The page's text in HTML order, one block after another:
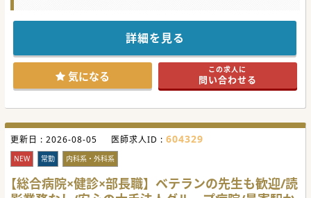
任していただくキャリアパスも可能です。
■在宅医療を必要とする患者様が増え続ける中で、地域医療
に深く貢献できる大きな充実感があります。
■訪問診療未経験からスタートした医師も多数活躍してお
り、着実にスキルアップできる環境です。
【職場環境と雰囲気】
■多彩な専門医が在籍しているため、自身の専門外の症例で
■経験豊富な看護師が診療に同行し手厚くサポートするた
め、訪問診療が初めての方でも安心です。
■週3日からの勤務や時短勤務など柔軟な働き方が可能で、
子育てや介護との両立も叶えられます。
【医療機関情報】
■九州圏で最大規模の訪問診療クリニックを運営している法
人が東京や名古屋に進出しており活気のあるクリニックで
す。
詳細を見る
気になる この求人に
問い合わせる
更新日 : 2026-08-05 医師求人ID : 604329
NEW 常勤 内科系・外科系
【総合病院×健診×部長職】ベテランの先生も歓迎/読